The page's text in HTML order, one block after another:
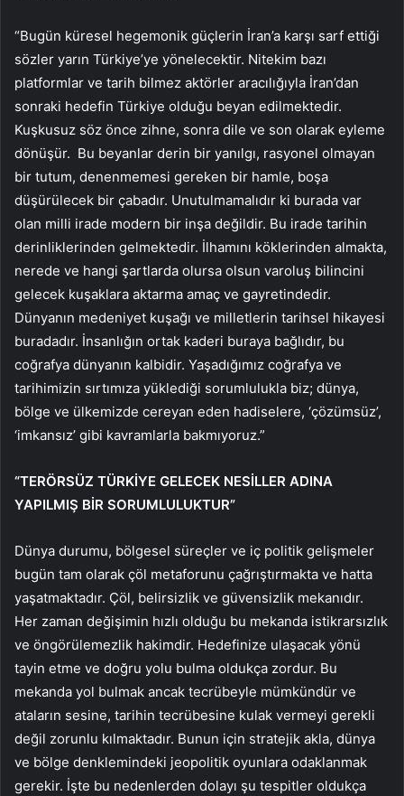
“Bugün küresel hegemonik güçlerin İran’a karşı sarf ettiği
sözler yarın Türkiye’ye yönelecektir. Nitekim bazı
platformlar ve tarih bilmez aktörler aracılığıyla İran’dan
sonraki hedefin Türkiye olduğu beyan edilmektedir.
Kuşkusuz söz önce zihne, sonra dile ve son olarak eyleme
dönüşür. Bu beyanlar derin bir yanılgı, rasyonel olmayan
bir tutum, denenmemesi gereken bir hamle, boşa
düşürülecek bir çabadır. Unutulmamalıdır ki burada var
olan milli irade modern bir inşa değildir. Bu irade tarihin
derinliklerinden gelmektedir. İlhamını köklerinden almakta,
nerede ve hangi şartlarda olursa olsun varoluş bilincini
gelecek kuşaklara aktarma amaç ve gayretindedir.
Dünyanın medeniyet kuşağı ve milletlerin tarihsel hikayesi
buradadır. İnsanlığın ortak kaderi buraya bağlıdır, bu
coğrafya dünyanın kalbidir. Yaşadığımız coğrafya ve
tarihimizin sırtımıza yüklediği sorumlulukla biz; dünya,
bölge ve ülkemizde cereyan eden hadiselere, ‘çözümsüz’,
‘imkansız’ gibi kavramlarla bakmıyoruz.”
“TERÖRSÜZ TÜRKİYE GELECEK NESİLLER ADINA
YAPILMIŞ BİR SORUMLULUKTUR”
Dünya durumu, bölgesel süreçler ve iç politik gelişmeler
bugün tam olarak çöl metaforunu çağrıştırmakta ve hatta
yaşatmaktadır. Çöl, belirsizlik ve güvensizlik mekanıdır.
Her zaman değişimin hızlı olduğu bu mekanda istikrarsızlık
ve öngörülemezlik hakimdir. Hedefinize ulaşacak yönü
tayin etme ve doğru yolu bulma oldukça zordur. Bu
mekanda yol bulmak ancak tecrübeyle mümkündür ve
ataların sesine, tarihin tecrübesine kulak vermeyi gerekli
değil zorunlu kılmaktadır. Bunun için stratejik akla, dünya
ve bölge denklemindeki jeopolitik oyunlara odaklanmak
gerekir. İşte bu nedenlerden dolayı şu tespitler oldukça